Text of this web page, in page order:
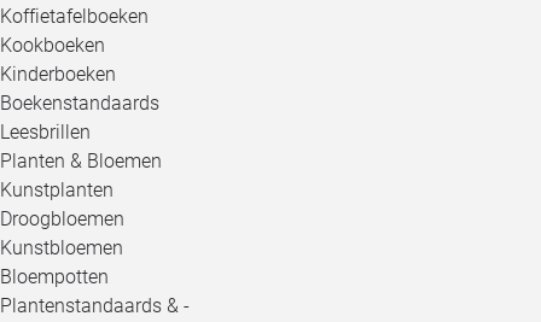
Koffietafelboeken
Kookboeken
Kinderboeken
Boekenstandaards
Leesbrillen
Planten & Bloemen
Kunstplanten
Droogbloemen
Kunstbloemen
Bloempotten
Plantenstandaards & -